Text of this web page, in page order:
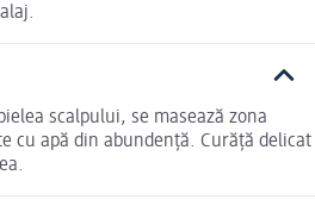
scalpului, se masează zona
cu apă din abundență. Curăță delicat